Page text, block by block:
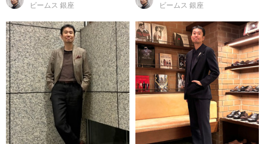
ビームス 銀座
ビームス 銀座